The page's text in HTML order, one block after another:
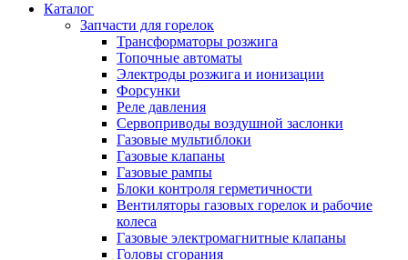
Каталог
Запчасти для горелок
Трансформаторы розжига
Топочные автоматы
Электроды розжига и ионизации
Форсунки
Реле давления
Сервоприводы воздушной заслонки
Газовые мультиблоки
Газовые клапаны
Газовые рампы
Блоки контроля герметичности
Вентиляторы газовых горелок и рабочие
колеса
Газовые электромагнитные клапаны
Головы сгорания